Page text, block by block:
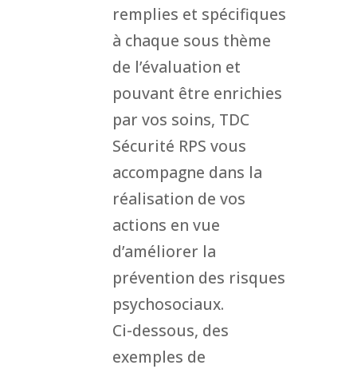
remplies et spécifiques
à chaque sous thème
de l’évaluation et
pouvant être enrichies
par vos soins, TDC
Sécurité RPS vous
accompagne dans la
réalisation de vos
actions en vue
d’améliorer la
prévention des risques
psychosociaux.
Ci-dessous, des
exemples de